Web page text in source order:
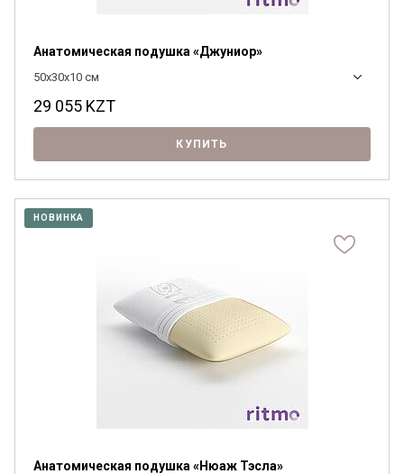
Анатомическая подушка «Джуниор»
50x30x10 см
29 055 KZT
КУПИТЬ
НОВИНКА
Анатомическая подушка «Нюаж Тэсла»